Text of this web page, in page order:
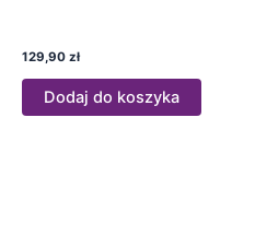
129,90 zł
Dodaj do koszyka